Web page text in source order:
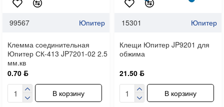
99567 Юпитер
Клемма соединительная
Юпитер СК-413 JP7201-02 2.5
мм.кв
0.70 ƃ
В корзину
15301 Юпитер
Клещи Юпитер JP9201 для
обжима
21.50 ƃ
В корзину